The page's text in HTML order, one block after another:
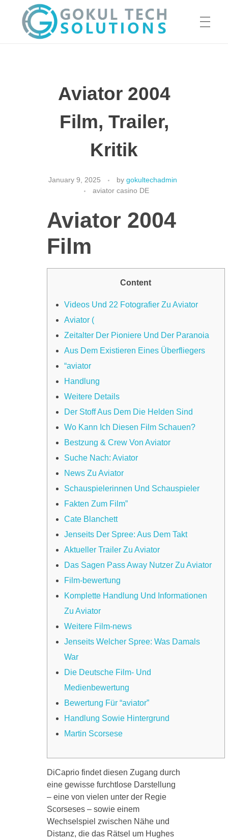
Aviator 2004
Film, Trailer,
Kritik
January 9, 2025 by gokultechadmin
aviator casino DE
Aviator 2004
Film
Content
Videos Und 22 Fotografier Zu Aviator
Aviator (
Zeitalter Der Pioniere Und Der Paranoia
Aus Dem Existieren Eines Überfliegers
“aviator
Handlung
Weitere Details
Der Stoff Aus Dem Die Helden Sind
Wo Kann Ich Diesen Film Schauen?
Bestzung & Crew Von Aviator
Suche Nach: Aviator
News Zu Aviator
Schauspielerinnen Und Schauspieler
Fakten Zum Film”
Cate Blanchett
Jenseits Der Spree: Aus Dem Takt
Aktueller Trailer Zu Aviator
Das Sagen Pass Away Nutzer Zu Aviator
Film-bewertung
Komplette Handlung Und Informationen
Zu Aviator
Weitere Film-news
Jenseits Welcher Spree: Was Damals
War
Die Deutsche Film- Und
Medienbewertung
Bewertung Für “aviator”
Handlung Sowie Hintergrund
Martin Scorsese
DiCaprio findet diesen Zugang durch
eine gewisse furchtlose Darstellung
– eine von vielen unter der Regie
Scorseses – sowie einem
Wechselspiel zwischen Nähe und
Distanz, die das Rätsel um Hughes